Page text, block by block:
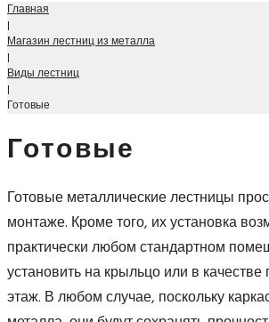
Главная
|
Магазин лестниц из металла
|
Виды лестниц
|
Готовые
Готовые
Готовые металлические лестницы
монтаже. Кроме того, их установка
практически любом стандартном
установить на крыльцо или в
этаж. В любом случае, поскольку